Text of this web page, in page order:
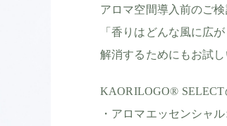
アロマ空間導入前のご
「香りはどんな風に広
解消するためにもお試し
KAORILOGO® SELECT
・アロマエッセンシャ